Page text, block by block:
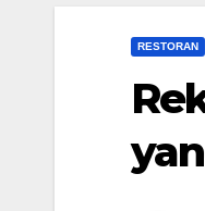
RESTORAN